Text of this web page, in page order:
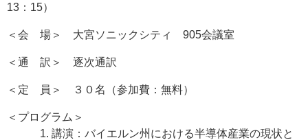
13：15）
＜会 場＞ 大宮ソニックシティ 905会議室
＜通 訳＞ 逐次通訳
＜定 員＞ ３０名（参加費：無料）
＜プログラム＞
1. 講演：バイエルン州における半導体産業の現状と